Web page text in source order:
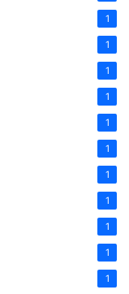
1
1
1
1
1
1
1
1
1
1
1